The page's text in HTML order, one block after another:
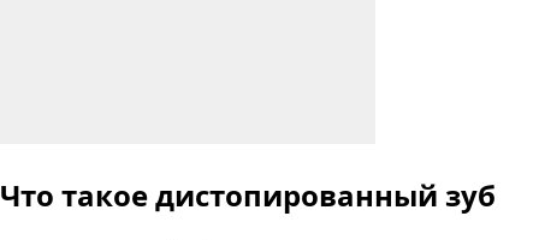
Что такое дистопированный зуб